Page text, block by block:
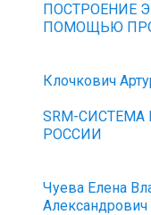
ПОСТРОЕНИЕ
ПОМОЩЬЮ
Клочкович
SRM-
РОССИИ
Чуева Елена
Александрович